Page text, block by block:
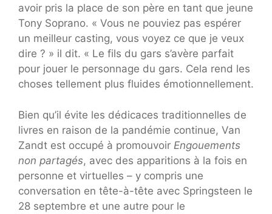
avoir pris la place de son père en tant que jeune
Tony Soprano. « Vous ne pouviez pas espérer
un meilleur casting, vous voyez ce que je veux
dire ? » il dit. « Le fils du gars s’avère parfait
pour jouer le personnage du gars. Cela rend les
choses tellement plus fluides émotionnellement.
Bien qu’il évite les dédicaces traditionnelles de
livres en raison de la pandémie continue, Van
Zandt est occupé à promouvoir Engouements
non partagés, avec des apparitions à la fois en
personne et virtuelles – y compris une
conversation en tête-à-tête avec Springsteen le
28 septembre et une autre pour le